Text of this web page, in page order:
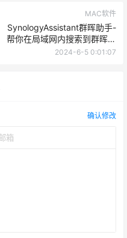
MAC软件
SynologyAssistant群晖助手-
帮你在局域网内搜索到群晖设
备的地址
2024-6-5 0:01:07
确认修改